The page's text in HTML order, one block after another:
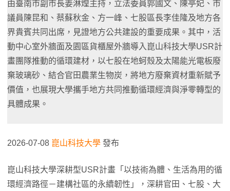
由臺南市副市長姜淋煌主持，立法委員郭國文、陳亭妃、市
議員陳昆和、蔡蘇秋金、方一峰、七股區長李佳隆及地方各
界貴賓共同出席，見證地方公共建設的重要成果。其中，活
動中心室外牆面及園區貨櫃屋外牆導入崑山科技大學USR計
畫團隊推動的循環建材，以七股在地蚵殼及太陽能光電板廢
棄玻璃砂、結合官田農業生物炭，將地方廢棄資材重新賦予
價值，也展現大學攜手地方共同推動循環經濟與淨零轉型的
具體成果。
2026-07-08 崑山科技大學 發布
崑山科技大學深耕型USR計畫「以技術為體、生活為用的循
環經濟路徑－建構社區的永續韌性」，深耕官田、七股、大